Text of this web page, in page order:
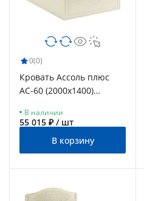
0(0)
Кровать Ассоль плюс
АС-60 (2000х1400)
В наличии
55 015 ₽ / шт
В корзину